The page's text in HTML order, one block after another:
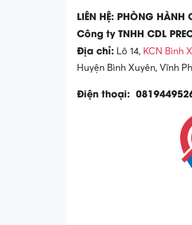
LIÊN HỆ: PHÒNG HÀNH
Công ty TNHH CDL
Địa chỉ: Lô 14, KCN Bình
Huyện Bình Xuyên, Vĩnh
Điện thoại: